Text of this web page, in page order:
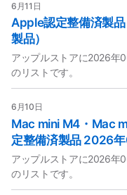
6月11日
Apple認定整備済製
製品）
アップルストアに2026年
のリストです。
6月10日
Mac mini M4・Mac
定整備済製品 2026
アップルストアに2026年
のリストです。